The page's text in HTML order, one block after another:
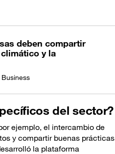
deben compartir
y la
del sector?
ejemplo, el intercambio de
y compartir buenas prácticas
la plataforma